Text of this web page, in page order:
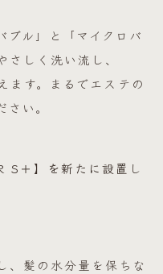
ブル」と「マイクロバ
さしく洗い流し、
ます。まるでエステの
い。
S＋】を新たに設置 し
、髪の水分量を保ちな